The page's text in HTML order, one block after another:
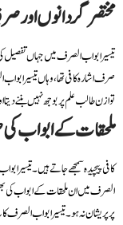
مختصر گردانوں اور
تیسیر ابواب الصرف میں جہاں
صرف اشارہ کافی تھا، وہاں تیسیر
توازن طالب علم پر بوجھ نہیں بننے
ملحقات کے ابواب
الصرف میں ان ملحقات کے ابواب کی
پر پریشان نہ ہو۔ تیسیر ابواب